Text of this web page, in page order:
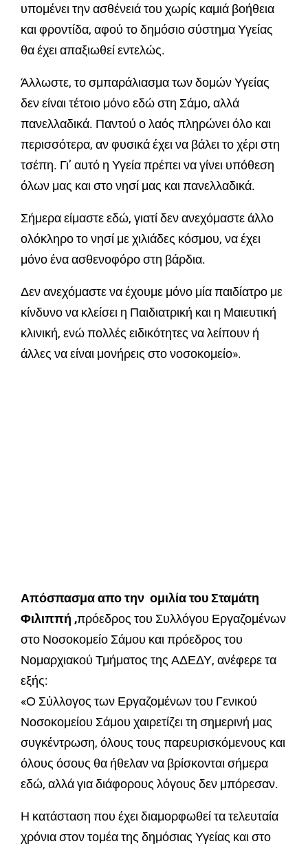
υπομένει την ασθένειά του χωρίς καμιά βοήθεια
και φροντίδα, αφού το δημόσιο σύστημα Υγείας
θα έχει απαξιωθεί εντελώς.
Άλλωστε, το σμπαράλιασμα των δομών Υγείας
δεν είναι τέτοιο μόνο εδώ στη Σάμο, αλλά
πανελλαδικά. Παντού ο λαός πληρώνει όλο και
περισσότερα, αν φυσικά έχει να βάλει το χέρι στη
τσέπη. Γι’ αυτό η Υγεία πρέπει να γίνει υπόθεση
όλων μας και στο νησί μας και πανελλαδικά.
Σήμερα είμαστε εδώ, γιατί δεν ανεχόμαστε άλλο
ολόκληρο το νησί με χιλιάδες κόσμου, να έχει
μόνο ένα ασθενοφόρο στη βάρδια.
Δεν ανεχόμαστε να έχουμε μόνο μία παιδίατρο με
κίνδυνο να κλείσει η Παιδιατρική και η Μαιευτική
κλινική, ενώ πολλές ειδικότητες να λείπουν ή
άλλες να είναι μονήρεις στο νοσοκομείο».
Απόσπασμααπο την ομιλία του Σταμάτη
Φιλιππή ,πρόεδρος του Συλλόγου Εργαζομένων
στο Νοσοκομείο Σάμου και πρόεδρος του
Νομαρχιακού Τμήματος της ΑΔΕΔΥ, ανέφερε τα
εξής:
«Ο Σύλλογος των Εργαζομένων του Γενικού
Νοσοκομείου Σάμου χαιρετίζει τη σημερινή μας
συγκέντρωση, όλους τους παρευρισκόμενους και
όλους όσους θα ήθελαν να βρίσκονται σήμερα
εδώ, αλλά για διάφορους λόγους δεν μπόρεσαν.
Η κατάσταση που έχει διαμορφωθεί τα τελευταία
χρόνια στον τομέα της δημόσιας Υγείας και στο